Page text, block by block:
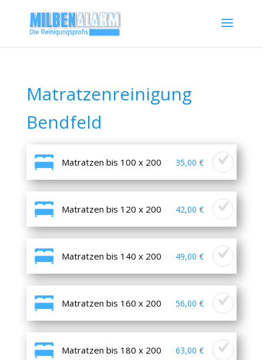
Matratzenreinigung
Bendfeld
Matratzen bis 100 x 200 35,00 €
Matratzen bis 120 x 200 42,00 €
Matratzen bis 140 x 200 49,00 €
Matratzen bis 160 x 200 56,00 €
Matratzen bis 180 x 200 63,00 €